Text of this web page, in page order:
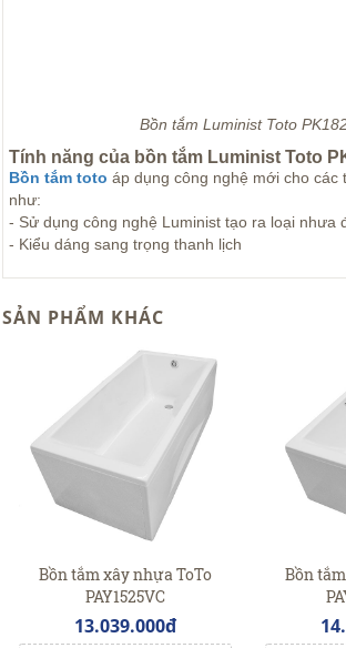
Bồn tắm Luminist Toto
Tính năng của bồn tắm Luminist Toto
Bồn tắm toto áp dụng công nghệ mới cho các
như:
- Sử dụng công nghệ Luminist tạo ra loại nhưa
- Kiểu dáng sang trọng thanh lịch
SẢN PHẨM KHÁC
Bồn tắm xây nhựa ToTo
PAY1525VC
13.039.000đ
Bồn